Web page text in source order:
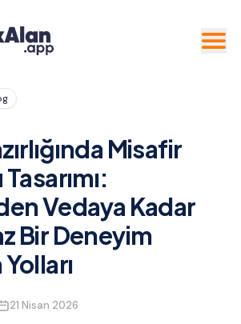
Misafir
Vedaya Kadar
Bir Deneyim
21 Nisan 2026